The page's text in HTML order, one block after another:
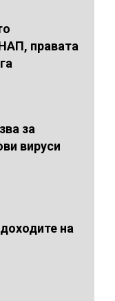
правата
за
вируси
на